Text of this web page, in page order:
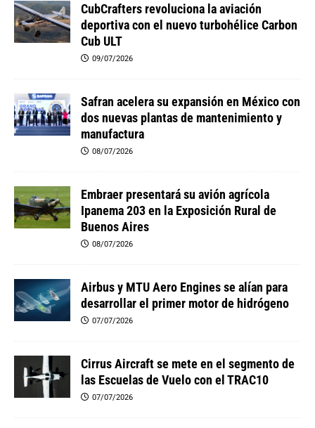
CubCrafters revoluciona la aviación
deportiva con el nuevo turbohélice Carbon
Cub ULT
09/07/2026
Safran acelera su expansión en México con
dos nuevas plantas de mantenimiento y
manufactura
08/07/2026
Embraer presentará su avión agrícola
Ipanema 203 en la Exposición Rural de
Buenos Aires
08/07/2026
Airbus y MTU Aero Engines se alían para
desarrollar el primer motor de hidrógeno
07/07/2026
Cirrus Aircraft se mete en el segmento de
las Escuelas de Vuelo con el TRAC10
07/07/2026